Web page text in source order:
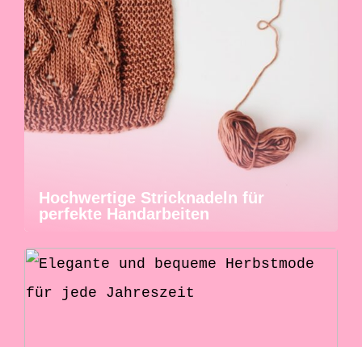
Hochwertige Stricknadeln für
perfekte Handarbeiten